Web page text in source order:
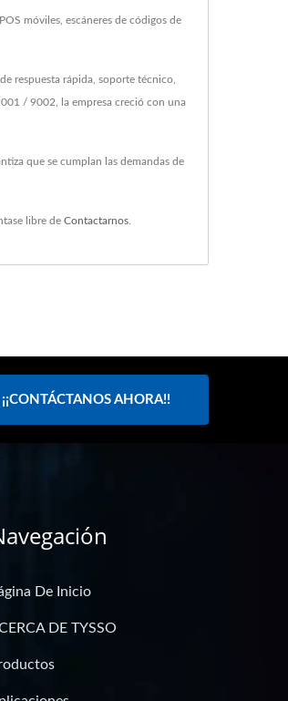
móviles, escáneres de códigos de
respuesta rápida, soporte técnico,
/ 9002, la empresa creció con una
que se cumplan las demandas de
libre de Contactarnos
¡¡CONTÁCTANOS AHORA!!
De Inicio
DE TYSSO